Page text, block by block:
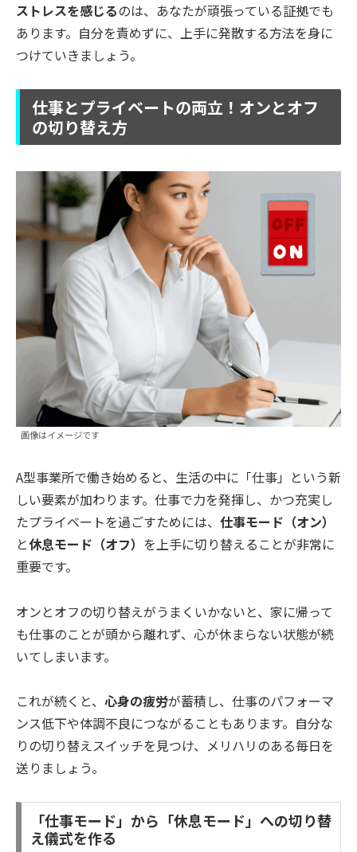
ストレスを感じるのは、あなたが頑張っている証拠でも
あります。自分を責めずに、上手に発散する方法を身に
つけていきましょう。
仕事とプライベートの両立！オンとオフ
の切り替え方
画像はイメージです
A型事業所で働き始めると、生活の中に「仕事」という新
しい要素が加わります。仕事で力を発揮し、かつ充実し
たプライベートを過ごすためには、 仕事モード（オン）
と休息モード（オフ） を上手に切り替えることが非常に
重要です。
オンとオフの切り替えがうまくいかないと、家に帰って
も仕事のことが頭から離れず、心が休まらない状態が続
いてしまいます。
これが続くと、 心身の疲労が蓄積し、仕事のパフォーマ
ンス低下や体調不良につながることもあります。自分な
りの切り替えスイッチを見つけ、メリハリのある毎日を
送りましょう。
「仕事モード」から「休息モード」への切り替
え儀式を作る